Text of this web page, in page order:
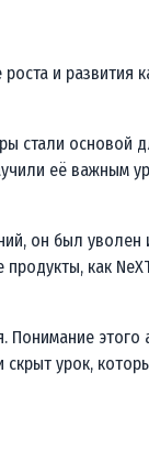
и развития
стали основой
её важным
он был уволен
как
урок,